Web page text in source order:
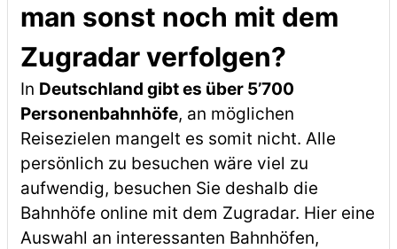
man sonst noch mit dem
Zugradar verfolgen?
In Deutschland gibt es über 5’700
Personenbahnhöfe, an möglichen
Reisezielen mangelt es somit nicht. Alle
persönlich zu besuchen wäre viel zu
aufwendig, besuchen Sie deshalb die
Bahnhöfe online mit dem Zugradar. Hier eine
Auswahl an interessanten Bahnhöfen,